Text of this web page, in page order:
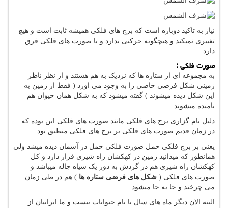
نیاز به تاکید دوباره است که برج های فلکی همیشه ثابت است و هیچ
تغییری نمیکند و هیچگونه حرکتی ندارد و با صورت های فلکی فرق
دارد
صورت فلکی :
به مجموعه ای از ستاره ها که نزدیک به هم هستند و از نظر ناظر
زمینی شکل فرضی خاصی را به وجود می اورد ( فقط از زمین به
این شکل دیده میشوند ) گفته میشود که به شکل همان حیوان هم
نامیده میشوند .
دلیل نام گزاری برج های فلکی مانند صورت های فلکی این بوده که
در زمان قدیم صورت های فلکی بر برج های فلکی منطبق بود
یعنی بر برج فلکی حمل صورت فلکی حمل در آسمان دیده میشد ولی
همانطور که میدانید زمین در کهکشان راه شیری قرار دارد و کل
کهکشان راه شیری هم در گردش به دور یک سیاه چاله میباشد و
صورت های فلکی ( شکل های فرضی ستاره ها ) هم در طی زمان
می چرخند و جا به جا میشود .
البته الان دیگر ماه های سال با نام حیوانات نیست و ما ایرانیان از